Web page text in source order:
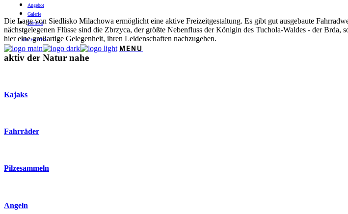
Angebot
Galerie
Kontakt
REZERWUJ
Die Lage von Siedlisko Milachowa ermöglicht eine aktive Freizeitgestaltung. Es gibt gut ausgebaute
nächstgelegenen Flüsse sind die Zbrzyca, der größte Nebenfluss der Königin des Tuchola-Waldes - der
hier eine großartige Gelegenheit, ihren Leidenschaften nachzugehen.
aktiv der Natur nahe
Kajaks
Fahrräder
Pilzesammeln
Angeln